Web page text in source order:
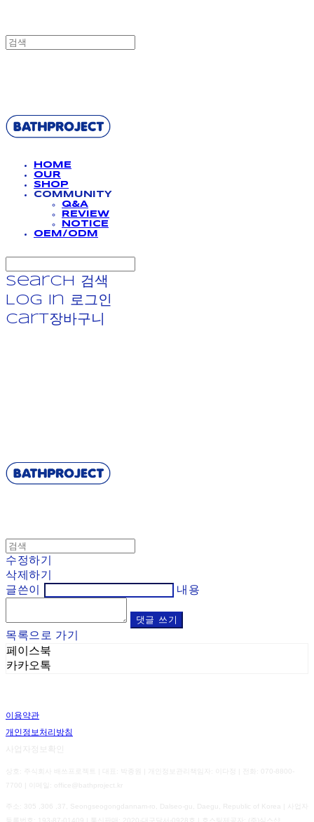
HOME
OUR
SHOP
COMMUNITY
Q&A
REVIEW
NOTICE
OEM/ODM
Search
검색
Log In
로그인
Cart장바구니
수정하기
삭제하기
글쓴이
내용
댓글 쓰기
목록으로 가기
페이스북
카카오톡
이용약관
개인정보처리방침
사업자정보확인
상호: 주식회사 배쓰프로젝트 | 대표: 박종원 | 개인정보관리책임자: 이다정 | 전화: 070-8800-
7700 | 이메일: office@bathproject.kr
주소: 305 ,306 ,37, Seongseogongdannam-ro, Dalseo-gu, Daegu, Republic of Korea | 사업자
193-87-01409 2020-대구달서-0928호 | 호스팅제공자: (주)식스샵